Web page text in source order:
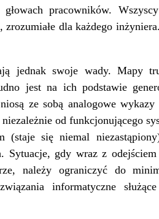
pracowników.
dla każdego
jednak swoje wady. Mapy
jest na ich podstawie
ze sobą analogowe
od funkcjonującego
(staje się niemal
Sytuacje, gdy wraz z
należy ograniczyć do
informatyczne